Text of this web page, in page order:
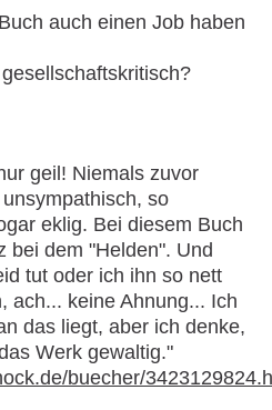
auch einen Job haben
geil! Niemals zuvor
so
eklig. Bei diesem Buch
bei dem "Helden". Und
tut oder ich ihn so nett
ach... keine Ahnung... Ich
das liegt, aber ich denke,
Werk gewaltig."
buecher/